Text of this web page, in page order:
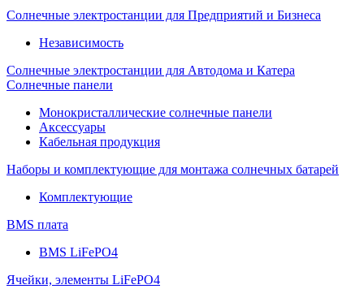
Солнечные электростанции для Предприятий и Бизнеса
Независимость
Солнечные электростанции для Автодома и Катера
Солнечные панели
Монокристаллические солнечные панели
Аксессуары
Кабельная продукция
Наборы и комплектующие для монтажа солнечных батарей
Комплектующие
BMS плата
BMS LiFePO4
Ячейки, элементы LiFePO4